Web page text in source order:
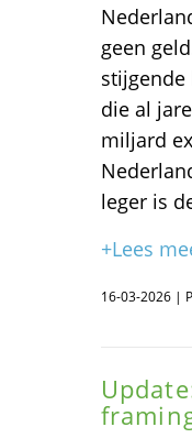
geen
stijgende
die al
miljard
leger is
+Lees
16-03-2026 |